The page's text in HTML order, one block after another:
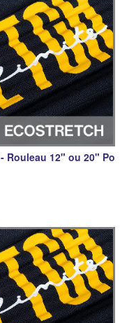
Rouleau 12" ou 20" Po